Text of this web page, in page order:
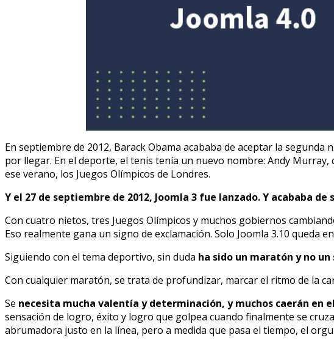
En septiembre de 2012, Barack Obama acababa de aceptar la
por llegar. En el deporte, el tenis tenía un nuevo nombre: Andy
ese verano, los Juegos Olímpicos de Londres.
Y el 27 de septiembre de 2012, Joomla 3 fue lanzado. Y acababa de
Con cuatro nietos, tres Juegos Olímpicos y muchos gobiernos
Eso realmente gana un signo de exclamación. Solo Joomla 3.10 queda
Siguiendo con el tema deportivo, sin duda ha sido un maratón y no
Con cualquier maratón, se trata de profundizar, marcar el ritmo de la
Se necesita mucha valentía y determinación, y muchos caerán en
sensación de logro, éxito y logro que golpea cuando finalmente se
abrumadora justo en la línea, pero a medida que pasa el tiempo, el